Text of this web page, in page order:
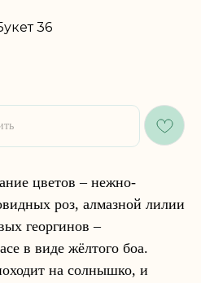
36
цветов – нежно-
роз, алмазной лилии
георгинов –
в виде жёлтого боа.
на солнышко, и